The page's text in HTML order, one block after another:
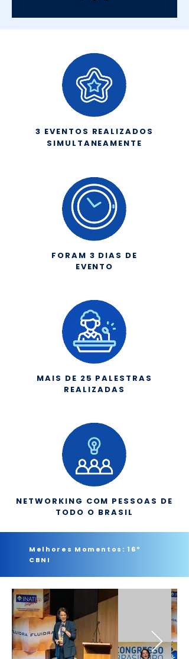
3 EVENTOS REALIZADOS
SIMULTANEAMENTE
FORAM 3 DIAS DE
EVENTO
MAIS DE 25 PALESTRAS
REALIZADAS
NETWORKING COM PESSOAS DE
TODO O BRASIL
Melhores Momentos: 16º
CBNI